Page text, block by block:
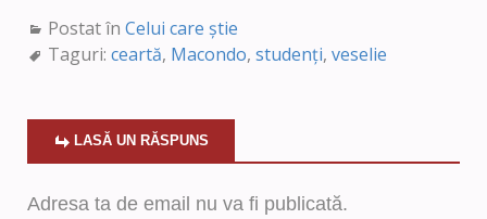
Postat în Celui care știe
Taguri: ceartă, Macondo, studenți, veselie
LASĂ UN RĂSPUNS
Adresa ta de email nu va fi publicată.